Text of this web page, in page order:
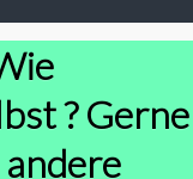
? Gerne